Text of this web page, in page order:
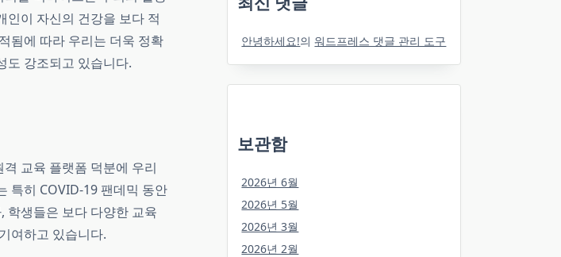
인이 자신의 건강을 보다 적
됨에 따라 우리는 더욱 정확
도 강조되고 있습니다.
교육 플랫폼 덕분에 우리
특히 COVID-19 팬데믹 동안
학생들은 보다 다양한 교육
여하고 있습니다.
안녕하세요!의워드프레스 댓글 관리 도구
보관함
2026년 6월
2026년 5월
2026년 3월
2026년 2월